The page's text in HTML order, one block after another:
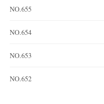
NO.655
NO.654
NO.653
NO.652